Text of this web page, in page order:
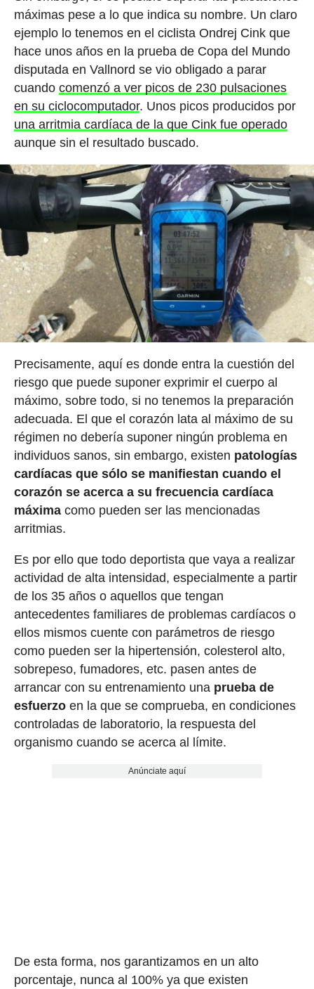
máximas pese a lo que indica su nombre. Un claro
ejemplo lo tenemos en el ciclista Ondrej Cink que
hace unos años en la prueba de Copa del Mundo
disputada en Vallnord se vio obligado a parar
cuando comenzó a ver picos de 230 pulsaciones
en su ciclocomputador. Unos picos producidos por
una arritmia cardíaca de la que Cink fue operado
aunque sin el resultado buscado.
Precisamente, aquí es donde entra la cuestión del
riesgo que puede suponer exprimir el cuerpo al
máximo, sobre todo, si no tenemos la preparación
adecuada. El que el corazón lata al máximo de su
régimen no debería suponer ningún problema en
individuos sanos, sin embargo, existen patologías
cardíacas que sólo se manifiestan cuando el
corazón se acerca a su frecuencia cardíaca
máximacomo pueden ser las mencionadas
arritmias.
Es por ello que todo deportista que vaya a realizar
actividad de alta intensidad, especialmente a partir
de los 35 años o aquellos que tengan
antecedentes familiares de problemas cardíacos o
ellos mismos cuente con parámetros de riesgo
como pueden ser la hipertensión, colesterol alto,
sobrepeso, fumadores, etc. pasen antes de
arrancar con su entrenamiento una prueba de
esfuerzoen la que se comprueba, en condiciones
controladas de laboratorio, la respuesta del
organismo cuando se acerca al límite.
Anúnciate aquí
De esta forma, nos garantizamos en un alto
porcentaje, nunca al 100% ya que existen